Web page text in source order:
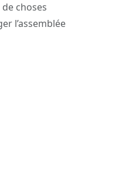
de choses
l’assemblée